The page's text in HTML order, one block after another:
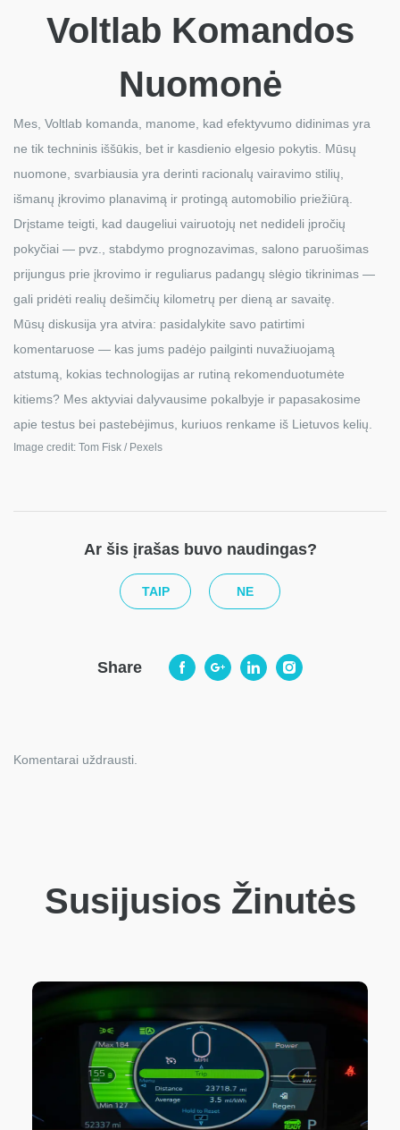
Voltlab Komandos
Nuomonė
Mes, Voltlab komanda, manome, kad efektyvumo didinimas yra
ne tik techninis iššūkis, bet ir kasdienio elgesio pokytis. Mūsų
nuomone, svarbiausia yra derinti racionalų vairavimo stilių,
išmanų įkrovimo planavimą ir protingą automobilio priežiūrą.
Drįstame teigti, kad daugeliui vairuotojų net nedideli įpročių
pokyčiai — pvz., stabdymo prognozavimas, salono paruošimas
prijungus prie įkrovimo ir reguliarus padangų slėgio tikrinimas —
gali pridėti realių dešimčių kilometrų per dieną ar savaitę.
Mūsų diskusija yra atvira: pasidalykite savo patirtimi
komentaruose — kas jums padėjo pailginti nuvažiuojamą
atstumą, kokias technologijas ar rutiną rekomenduotumėte
kitiems? Mes aktyviai dalyvausime pokalbyje ir papasakosime
apie testus bei pastebėjimus, kuriuos renkame iš Lietuvos kelių.
Image credit: Tom Fisk / Pexels
Ar šis įrašas buvo naudingas?
TAIP NE
Share
Komentarai uždrausti.
Susijusios Žinutės